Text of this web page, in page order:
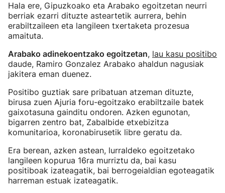
Hala ere, Gipuzkoako eta Arabako egoitzetan neurri
berriak ezarri dituzte asteartetik aurrera, behin
erabiltzaileen eta langileen txertaketa prozesua
amaituta.
Arabako adinekoentzako egoitzetan, lau kasu positibo
daude, Ramiro Gonzalez Arabako ahaldun nagusiak
jakitera eman duenez.
Positibo guztiak sare pribatuan atzeman dituzte,
birusa zuen Ajuria foru-egoitzako erabiltzaile batek
gaixotasuna gainditu ondoren. Azken egunotan,
bigarren zentro bat, Zabalbide etxebizitza
komunitarioa, koronabirusetik libre geratu da.
Era berean, azken astean, lurraldeko egoitzetako
langileen kopurua 16ra murriztu da, bai kasu
positiboak izateagatik, bai berrogeialdian egoteagatik
harreman estuak izateagatik.